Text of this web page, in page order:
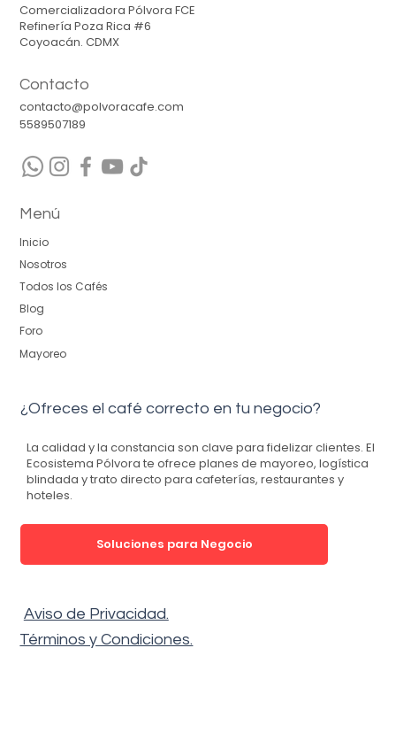
Comercializadora Pólvora FCE
Refinería Poza Rica #6
Coyoacán. CDMX
Contacto
contacto@polvoracafe.com
5589507189
Menú
Inicio
Nosotros
Todos los Cafés
Blog
Foro
Mayoreo
¿Ofreces el café correcto en tu negocio?
La calidad y la constancia son clave para fidelizar clientes.El
Ecosistema Pólvora te ofrece planes de mayoreo, logística
blindada y trato directo para cafeterías, restaurantes y
hoteles.
Soluciones para Negocio
Aviso de Privacidad.
Términos y Condiciones.